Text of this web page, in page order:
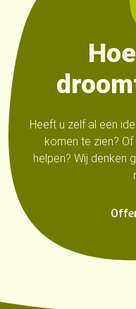
Heeft u zelf al een
komen te zien?
helpen? Wij denken